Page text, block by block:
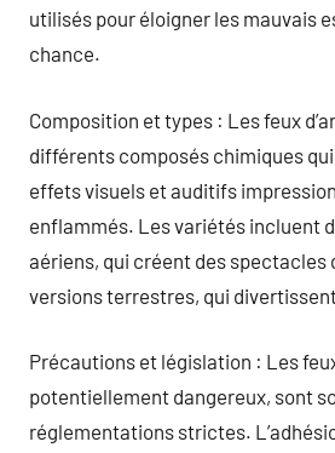
utilisés pour éloigner les mauvais
chance.
Composition et types : Les feux
différents composés chimiques
effets visuels et auditifs
enflammés. Les variétés incluent
aériens, qui créent des spectacles
versions terrestres, qui
Précautions et législation : Les
potentiellement dangereux, sont
réglementations strictes.